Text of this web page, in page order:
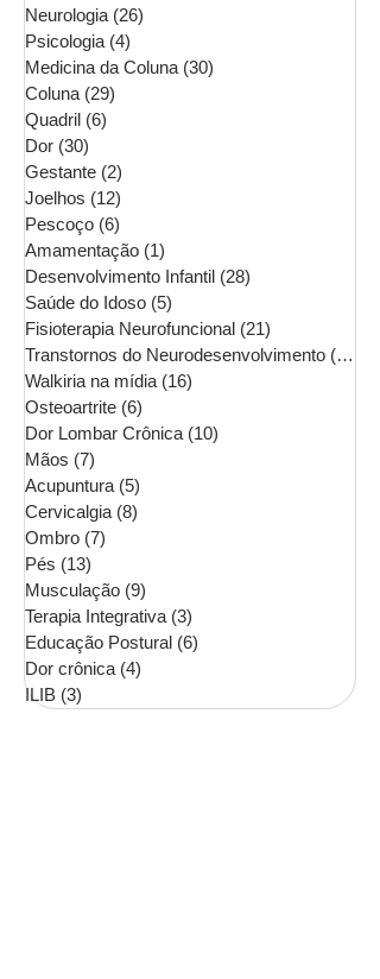
Neurologia (26)
Psicologia (4)
Medicina da Coluna (30)
Coluna (29)
Quadril (6)
Dor (30)
Gestante (2)
Joelhos (12)
Pescoço (6)
Amamentação (1)
Desenvolvimento Infantil (28)
Saúde do Idoso (5)
Fisioterapia Neurofuncional (21)
Transtornos do Neurodesenvolvimento (16)
Walkiria na mídia (16)
Osteoartrite (6)
Dor Lombar Crônica (10)
Mãos (7)
Acupuntura (5)
Cervicalgia (8)
Ombro (7)
Pés (13)
Musculação (9)
Terapia Integrativa (3)
Educação Postural (6)
Dor crônica (4)
ILIB (3)